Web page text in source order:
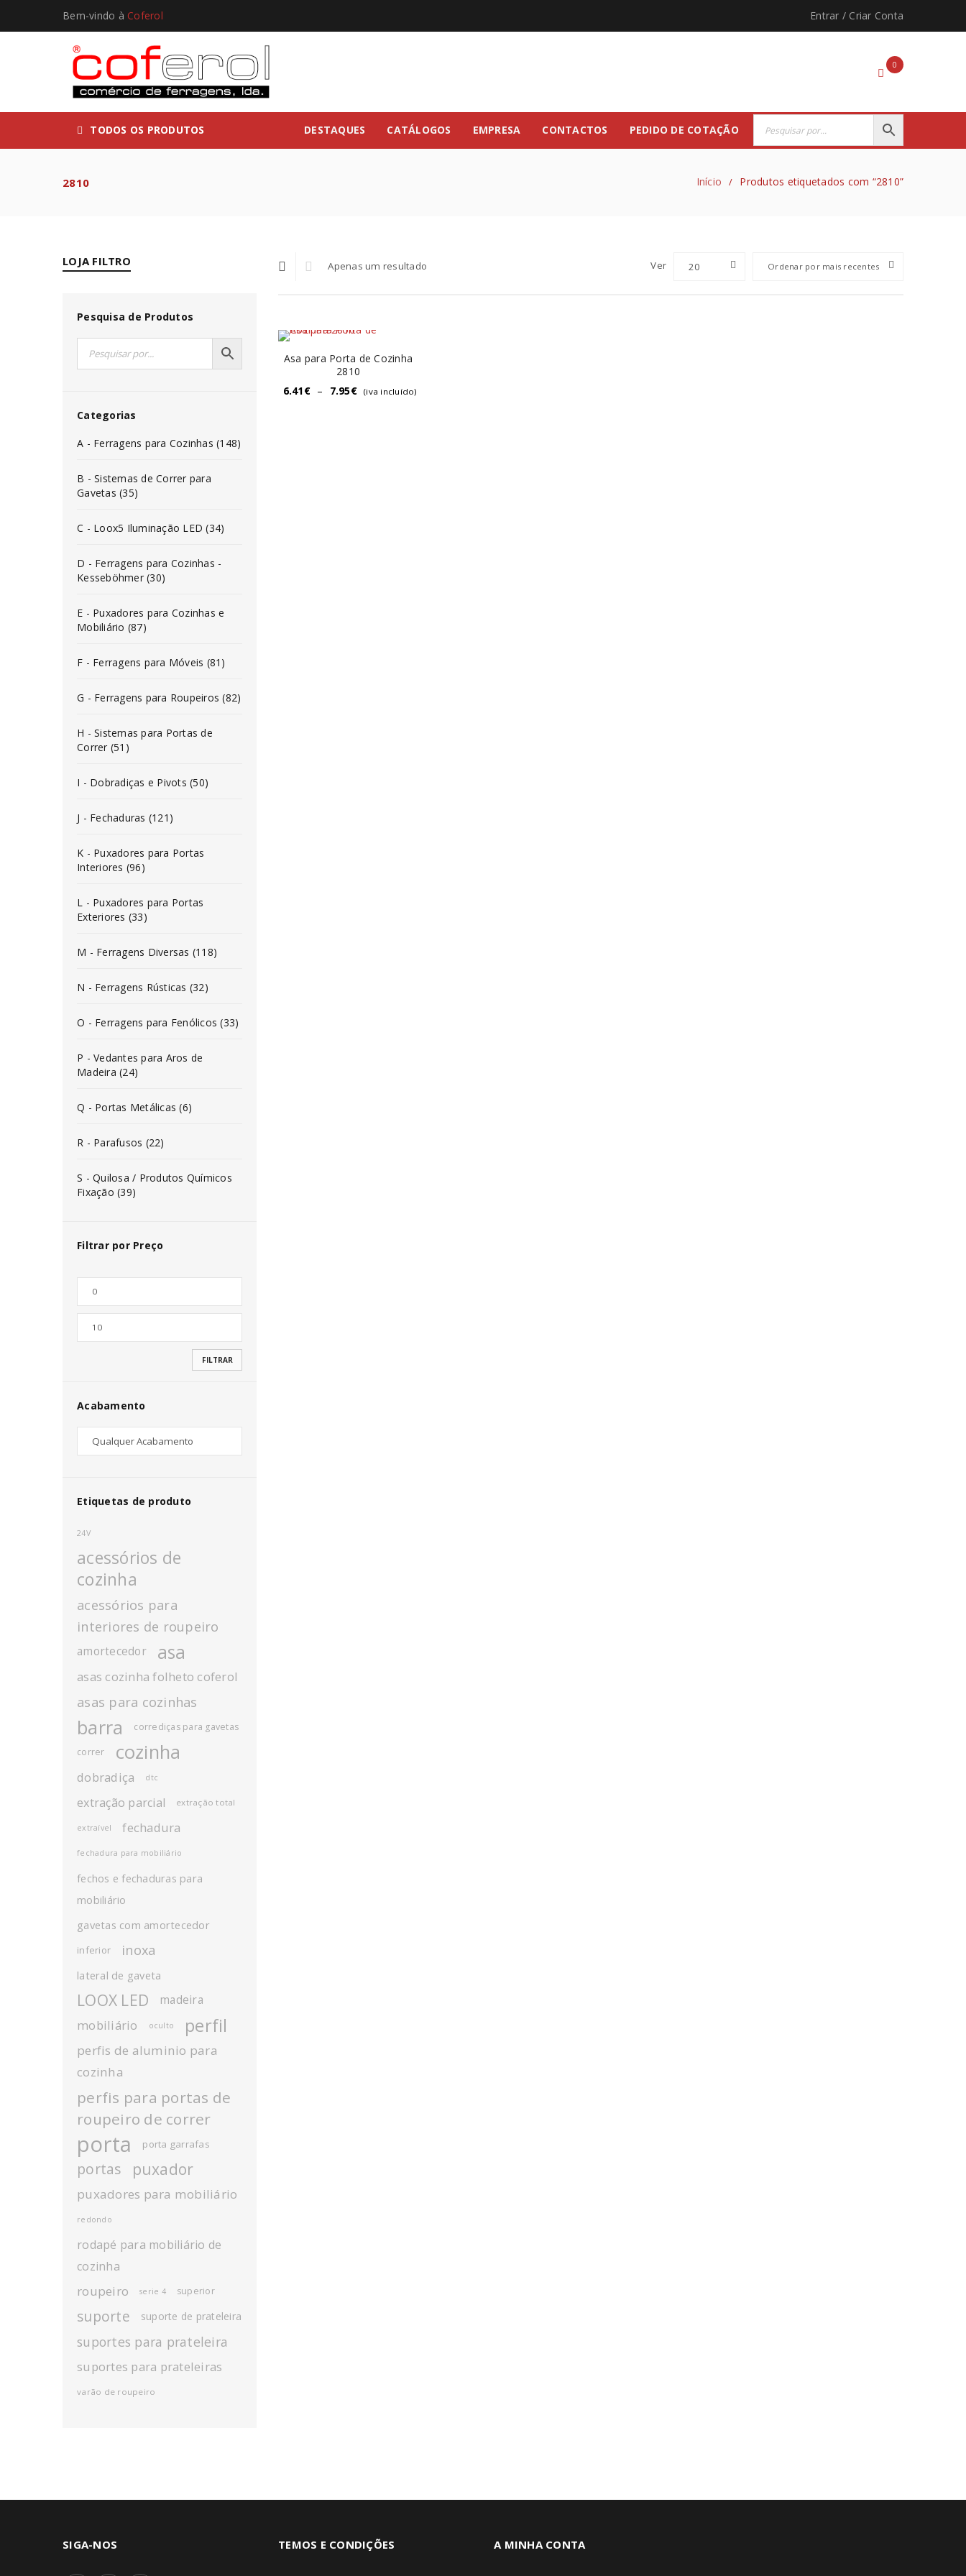
*
INICIAR SESSÃO
Bem-vindo à Coferol Entrar / Criar Conta
0
TODOS OS PRODUTOS DESTAQUES CATÁLOGOS EMPRESA CONTACTOS PEDIDO DE COTAÇÃO
2810 Início / Produtos etiquetados com “2810”
LOJA FILTRO
Pesquisa de Produtos
Categorias
A - Ferragens para Cozinhas (148)
B - Sistemas de Correr para
Gavetas (35)
C - Loox5 Iluminação LED (34)
D - Ferragens para Cozinhas -
Kesseböhmer (30)
E - Puxadores para Cozinhas e
Mobiliário (87)
F - Ferragens para Móveis (81)
G - Ferragens para Roupeiros (82)
H - Sistemas para Portas de
Correr (51)
I - Dobradiças e Pivots (50)
J - Fechaduras (121)
K - Puxadores para Portas
Interiores (96)
L - Puxadores para Portas
Exteriores (33)
M - Ferragens Diversas (118)
N - Ferragens Rústicas (32)
O - Ferragens para Fenólicos (33)
P - Vedantes para Aros de
Madeira (24)
Q - Portas Metálicas (6)
R - Parafusos (22)
S - Quilosa / Produtos Químicos
Fixação (39)
Filtrar por Preço
FILTRAR
Acabamento
Etiquetas de produto
24V
acessórios de
cozinha
acessórios para
interiores de roupeiro
amortecedor asa
asas cozinha folheto coferol
asas para cozinhas
barra corrediças para gavetas
correr cozinha
dobradiça dtc
extração parcial extração total
extraível fechadura
fechadura para mobiliário
fechos e fechaduras para
mobiliário
gavetas com amortecedor
inferior inoxa
lateral de gaveta
LOOX LED madeira
mobiliário oculto perfil
perfis de aluminio para
cozinha
perfis para portas de
roupeiro de correr
porta porta garrafas
portas puxador
puxadores para mobiliário
redondo
rodapé para mobiliário de
cozinha
roupeiro serie 4 superior
suporte suporte de prateleira
suportes para prateleira
suportes para prateleiras
varão de roupeiro
Apenas um resultado Ordenar por mais recentes
Ver 20
Asa para Porta de Cozinha
2810
6.41€ – 7.95€ (iva incluído)
SIGA-NOS TEMOS E CONDIÇÕES A MINHA CONTA